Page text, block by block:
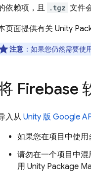
依赖项，且 .tgz 文件
页面提供有关 Unity
注意 ：如果您仍然需要使
Firebase
入从 Unity 版 Google
如果您在项目中使用
请勿在一个项目中
用 Unity Package